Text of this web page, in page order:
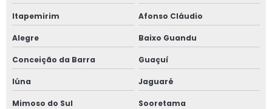
Itapemirim Afonso Cláudio
Alegre Baixo Guandu
Conceição da Barra Guaçuí
Iúna Jaguaré
Mimoso do Sul Sooretama